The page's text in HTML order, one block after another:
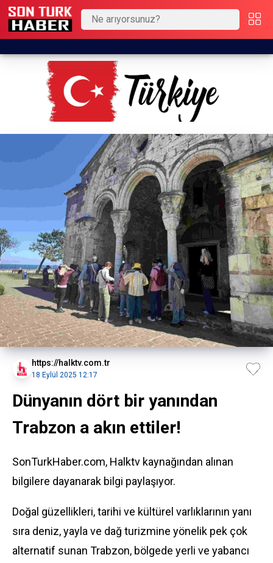
https://halktv.com.tr
18 Eylül 2025 12:17
Dünyanın dört bir yanından
Trabzon a akın ettiler!
SonTurkHaber.com, Halktv kaynağından alınan
bilgilere dayanarak bilgi paylaşıyor.
Doğal güzellikleri, tarihi ve kültürel varlıklarının yanı
sıra deniz, yayla ve dağ turizmine yönelik pek çok
alternatif sunan Trabzon, bölgede yerli ve yabancı